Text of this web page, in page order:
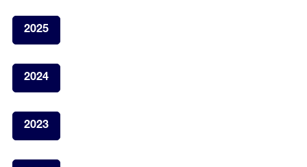
2025
2024
2023